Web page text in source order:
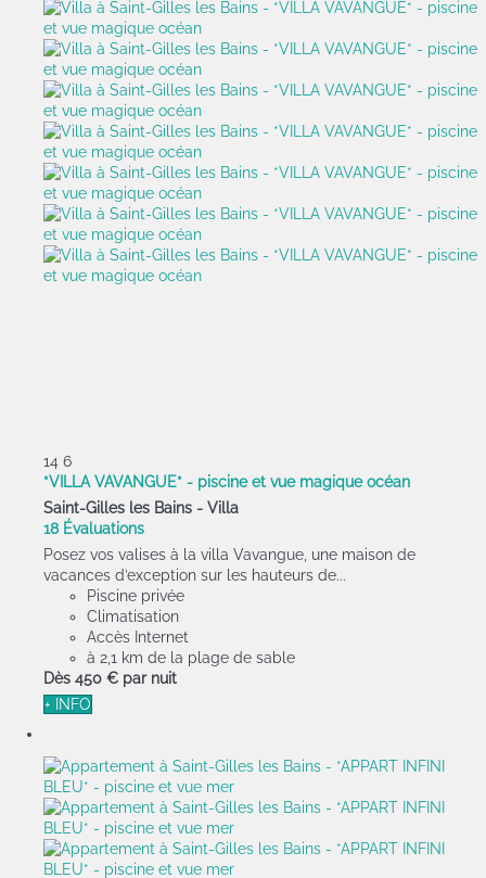
14 6
*VILLA VAVANGUE* - piscine et vue magique océan
Saint-Gilles les Bains - Villa
18 Évaluations
Posez vos valises à la villa Vavangue, une maison de
vacances d’exception sur les hauteurs de...
Piscine privée
Climatisation
Accès Internet
à 2,1 km de la plage de sable
Dès 450 € par nuit
+ INFO